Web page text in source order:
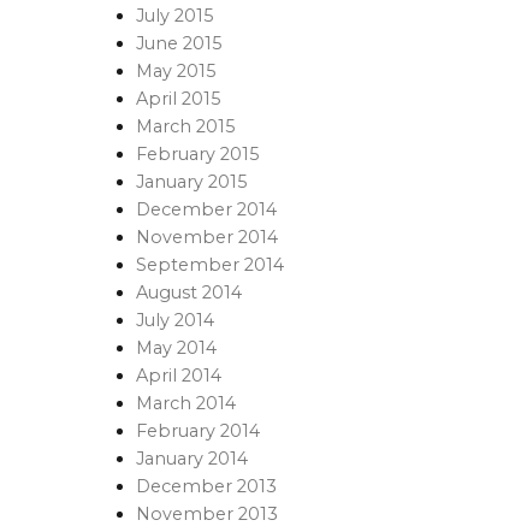
July 2015
June 2015
May 2015
April 2015
March 2015
February 2015
January 2015
December 2014
November 2014
September 2014
August 2014
July 2014
May 2014
April 2014
March 2014
February 2014
January 2014
December 2013
November 2013